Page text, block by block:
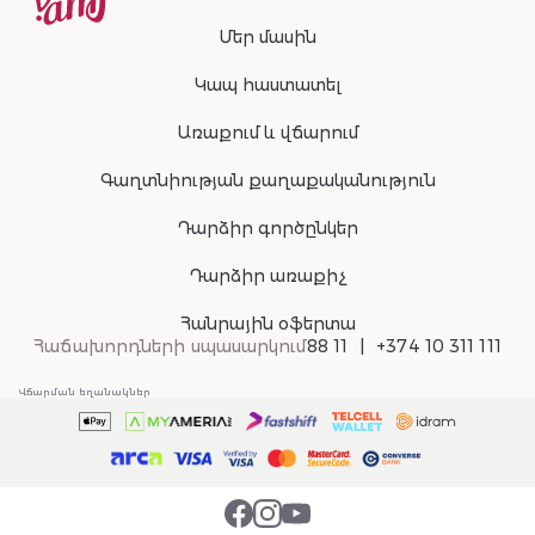
Մեր մասին
Կապ հաստատել
Առաքում և վճարում
Գաղտնիության քաղաքականություն
Դարձիր գործընկեր
Դարձիր առաքիչ
Հանրային օֆերտա
Հաճախորդների սպասարկում88 11 +374 10 311 111
Վճարման եղանակներ